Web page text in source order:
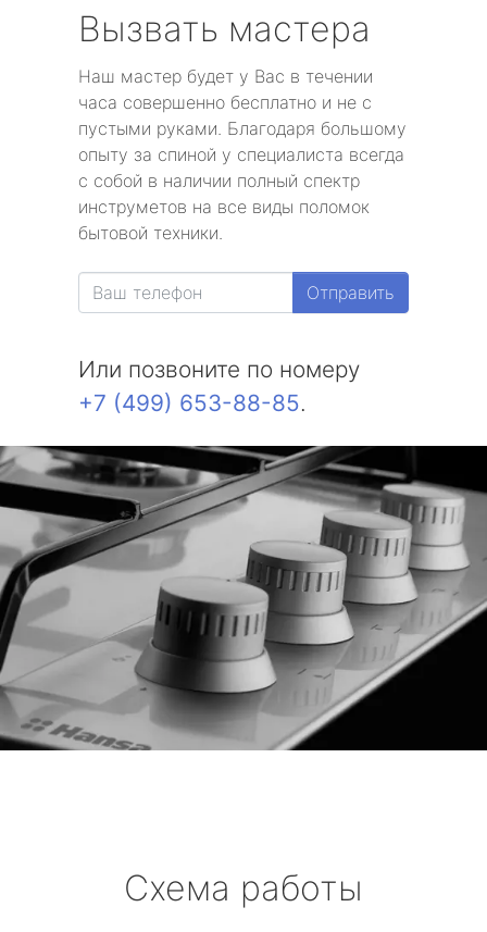
Вызвать мастера
Наш мастер будет у Вас в течении
часа совершенно бесплатно и не с
пустыми руками. Благодаря большому
опыту за спиной у специалиста всегда
с собой в наличии полный спектр
инструметов на все виды поломок
бытовой техники.
Отправить
Или позвоните по номеру
+7 (499) 653-88-85.
Схема работы